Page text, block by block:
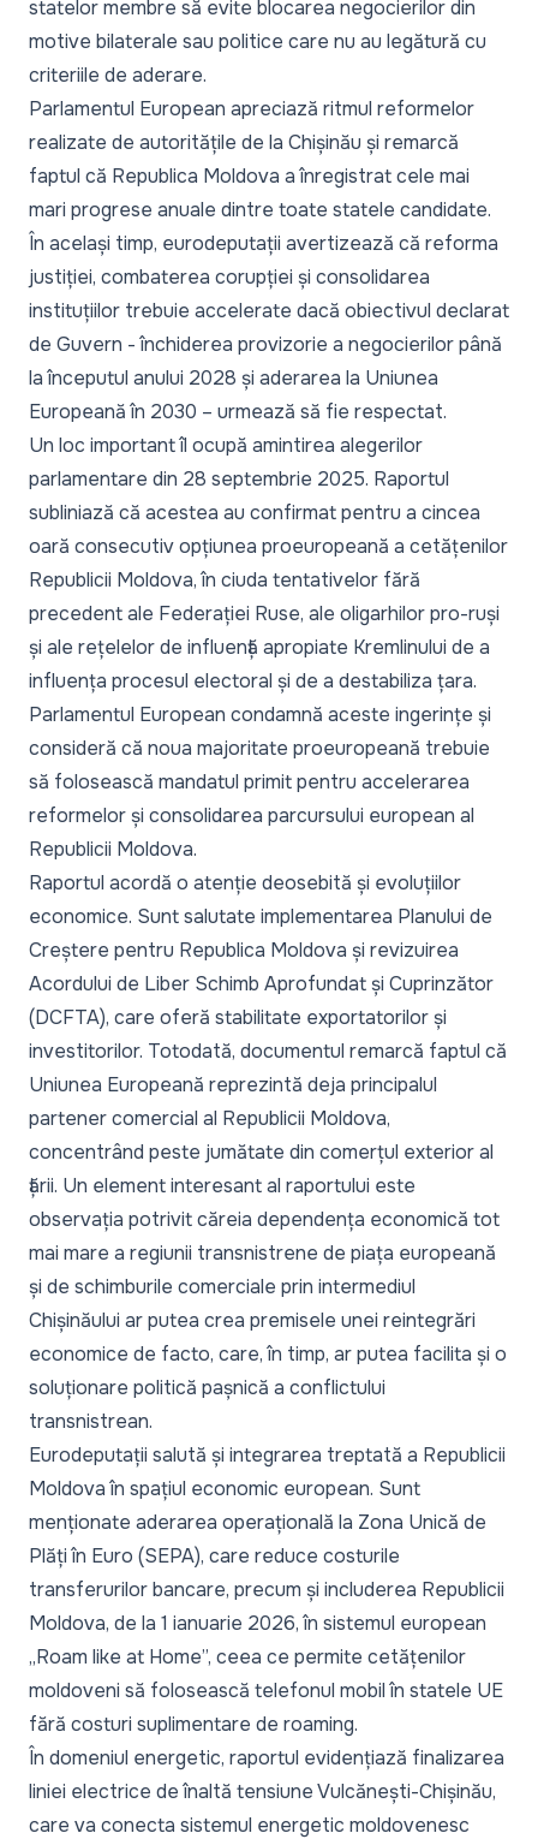
statelor membre să evite blocarea negocierilor din
motive bilaterale sau politice care nu au legătură cu
criteriile de aderare.
Parlamentul European apreciază ritmul reformelor
realizate de autoritățile de la Chișinău și remarcă
faptul că Republica Moldova a înregistrat cele mai
mari progrese anuale dintre toate statele candidate.
În același timp, eurodeputații avertizează că reforma
justiției, combaterea corupției și consolidarea
instituțiilor trebuie accelerate dacă obiectivul declarat
de Guvern - închiderea provizorie a negocierilor până
la începutul anului 2028 și aderarea la Uniunea
Europeană în 2030 – urmează să fie respectat.
Un loc important îl ocupă amintirea alegerilor
parlamentare din 28 septembrie 2025. Raportul
subliniază că acestea au confirmat pentru a cincea
oară consecutiv opțiunea proeuropeană a cetățenilor
Republicii Moldova, în ciuda tentativelor fără
precedent ale Federației Ruse, ale oligarhilor pro-ruși
și ale rețelelor de influență apropiate Kremlinului de a
influența procesul electoral și de a destabiliza țara.
Parlamentul European condamnă aceste ingerințe și
consideră că noua majoritate proeuropeană trebuie
să folosească mandatul primit pentru accelerarea
reformelor și consolidarea parcursului european al
Republicii Moldova.
Raportul acordă o atenție deosebită și evoluțiilor
economice. Sunt salutate implementarea Planului de
Creștere pentru Republica Moldova și revizuirea
Acordului de Liber Schimb Aprofundat și Cuprinzător
(DCFTA), care oferă stabilitate exportatorilor și
investitorilor. Totodată, documentul remarcă faptul că
Uniunea Europeană reprezintă deja principalul
partener comercial al Republicii Moldova,
concentrând peste jumătate din comerțul exterior al
țării. Un element interesant al raportului este
observația potrivit căreia dependența economică tot
mai mare a regiunii transnistrene de piața europeană
și de schimburile comerciale prin intermediul
Chișinăului ar putea crea premisele unei reintegrări
economice de facto, care, în timp, ar putea facilita și o
soluționare politică pașnică a conflictului
transnistrean.
Eurodeputații salută și integrarea treptată a Republicii
Moldova în spațiul economic european. Sunt
menționate aderarea operațională la Zona Unică de
Plăți în Euro (SEPA), care reduce costurile
transferurilor bancare, precum și includerea Republicii
Moldova, de la 1 ianuarie 2026, în sistemul european
„Roam like at Home”, ceea ce permite cetățenilor
moldoveni să folosească telefonul mobil în statele UE
fără costuri suplimentare de roaming.
În domeniul energetic, raportul evidențiază finalizarea
liniei electrice de înaltă tensiune Vulcănești-Chișinău,
care va conecta sistemul energetic moldovenesc